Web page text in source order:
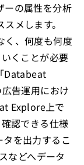
ーの属性を分析
メします。
く、何度も何度
くことが必要
Databeat
告運用におけ
Explore上で
認できる仕様
を出力するこ
などへデータ